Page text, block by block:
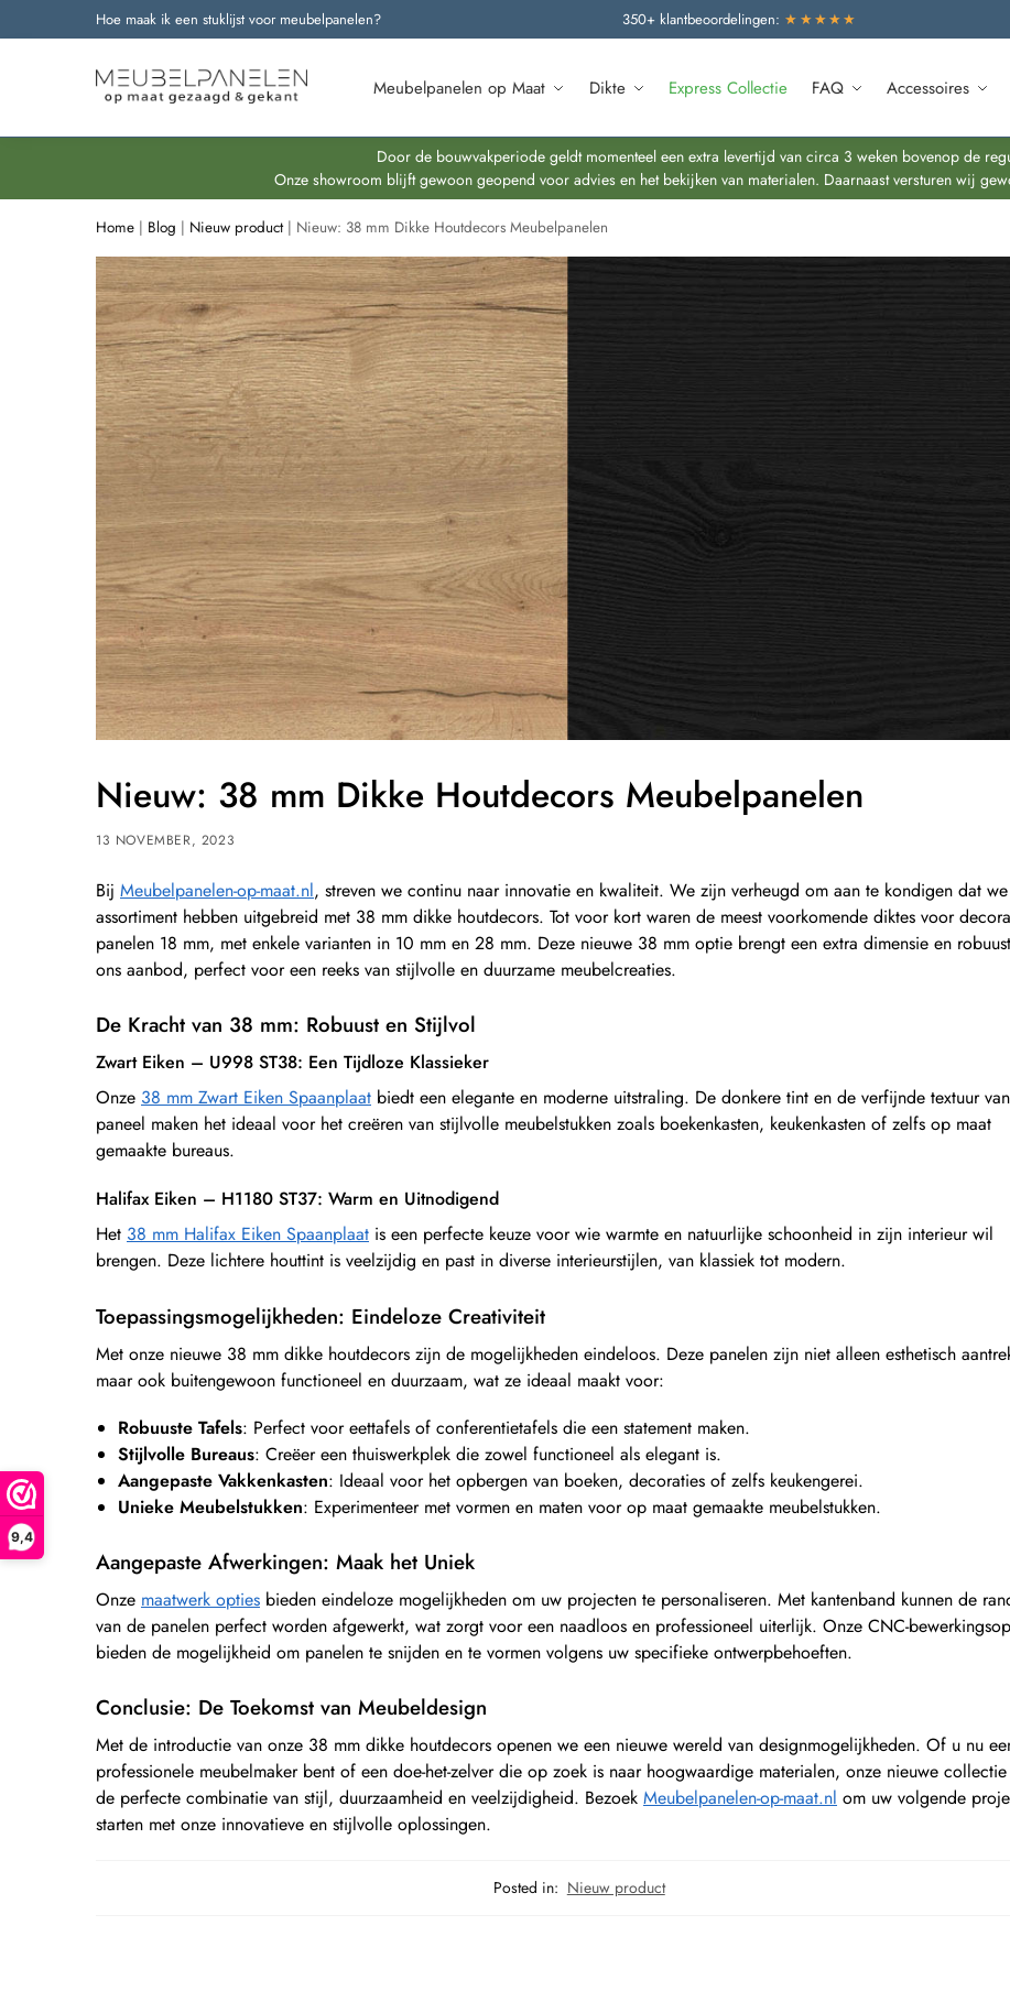
9,4
Hoe maak ik een stuklijst voor meubelpanelen? 350+ klantbeoordelingen: ★★★★★
Meubelpanelen op Maat Dikte Express Collectie FAQ Accessoires
Onze nieuwste producten
Door de bouwvakperiode geldt momenteel een extra levertijd van circa 3 weken bovenop de
Onze showroom blijft gewoon geopend voor advies en het bekijken van materialen. Daarnaast versturen wij
Home | Blog | Nieuw product| Nieuw: 38 mm Dikke Houtdecors Meubelpanelen
Nieuw: 38 mm Dikke Houtdecors Meubelpanelen
13 NOVEMBER, 2023
Bij Meubelpanelen-op-maat.nl, streven we continu naar innovatie en kwaliteit. We zijn verheugd om aan te kondigen dat
assortiment hebben uitgebreid met 38 mm dikke houtdecors. Tot voor kort waren de meest voorkomende diktes voor
panelen 18 mm, met enkele varianten in 10 mm en 28 mm. Deze nieuwe 38 mm optie brengt een extra dimensie en
ons aanbod, perfect voor een reeks van stijlvolle en duurzame meubelcreaties.
De Kracht van 38 mm: Robuust en Stijlvol
Zwart Eiken – U998 ST38: Een Tijdloze Klassieker
Onze 38 mm Zwart Eiken Spaanplaat biedt een elegante en moderne uitstraling. De donkere tint en de verfijnde textuur
paneel maken het ideaal voor het creëren van stijlvolle meubelstukken zoals boekenkasten, keukenkasten of zelfs op maat
gemaakte bureaus.
Halifax Eiken – H1180 ST37: Warm en Uitnodigend
Het 38 mm Halifax Eiken Spaanplaat is een perfecte keuze voor wie warmte en natuurlijke schoonheid in zijn interieur wil
brengen. Deze lichtere houttint is veelzijdig en past in diverse interieurstijlen, van klassiek tot modern.
Toepassingsmogelijkheden: Eindeloze Creativiteit
Met onze nieuwe 38 mm dikke houtdecors zijn de mogelijkheden eindeloos. Deze panelen zijn niet alleen esthetisch
maar ook buitengewoon functioneel en duurzaam, wat ze ideaal maakt voor:
Robuuste Tafels: Perfect voor eettafels of conferentietafels die een statement maken.
Stijlvolle Bureaus: Creëer een thuiswerkplek die zowel functioneel als elegant is.
Aangepaste Vakkenkasten: Ideaal voor het opbergen van boeken, decoraties of zelfs keukengerei.
Unieke Meubelstukken: Experimenteer met vormen en maten voor op maat gemaakte meubelstukken.
Aangepaste Afwerkingen: Maak het Uniek
Onze maatwerk opties bieden eindeloze mogelijkheden om uw projecten te personaliseren. Met kantenband kunnen de
van de panelen perfect worden afgewerkt, wat zorgt voor een naadloos en professioneel uiterlijk. Onze CNC-
bieden de mogelijkheid om panelen te snijden en te vormen volgens uw specifieke ontwerpbehoeften.
Conclusie: De Toekomst van Meubeldesign
Met de introductie van onze 38 mm dikke houtdecors openen we een nieuwe wereld van designmogelijkheden. Of u nu
professionele meubelmaker bent of een doe-het-zelver die op zoek is naar hoogwaardige materialen, onze nieuwe
de perfecte combinatie van stijl, duurzaamheid en veelzijdigheid. Bezoek Meubelpanelen-op-maat.nl om uw volgende
starten met onze innovatieve en stijlvolle oplossingen.
Posted in: Nieuw product